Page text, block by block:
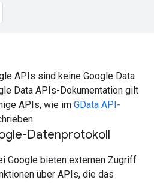
APIs sind keine Google Data
Data APIs-Dokumentation gilt
APIs, wie im GData API-
Datenprotokoll
Google bieten externen Zugriff
über APIs, die das